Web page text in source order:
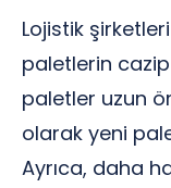
Lojistik
paletlerin
paletler uzun
olarak yeni
Ayrıca, daha